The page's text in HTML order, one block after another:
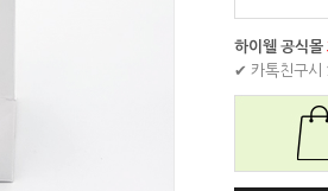
하이웰 공식몰
✔ 카톡친구시